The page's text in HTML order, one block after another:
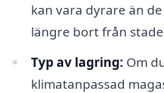
kan vara dyrare än
längre bort från
Typ av lagring: Om
klimatanpassad